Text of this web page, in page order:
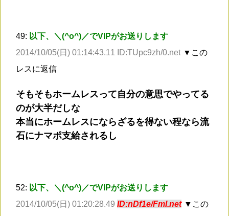
49: 以下、＼(^o^)／でVIPがお送りします
2014/10/05(日) 01:14:43.11 ID:TUpc9zh/0.net ▼この
レスに返信
そもそもホームレスって自分の意思でやってる
のが大半だしな
本当にホームレスにならざるを得ない程なら流
石にナマポ支給されるし
52: 以下、＼(^o^)／でVIPがお送りします
2014/10/05(日) 01:20:28.49 ID:nDf1e/FmI.net ▼この